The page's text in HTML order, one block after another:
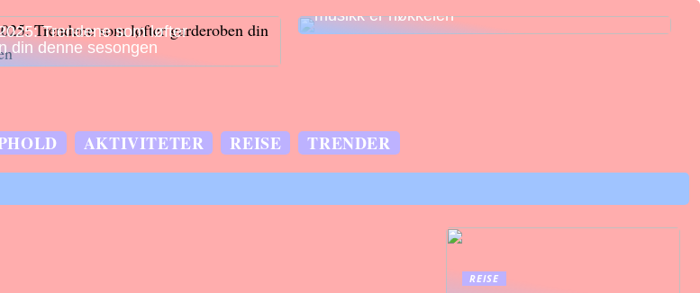
Trendene som løfter
din denne sesongen
musikk er nøkkelen
AKTIVITETER REISE TRENDER
REISE